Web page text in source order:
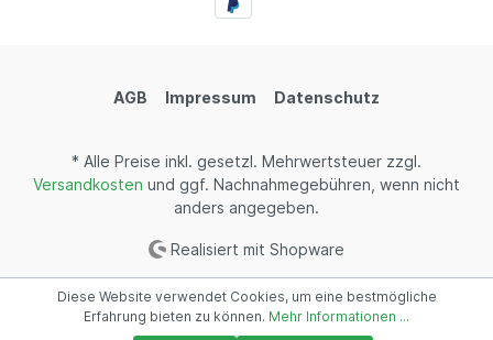
AGB Impressum Datenschutz
* Alle Preise inkl. gesetzl. Mehrwertsteuer zzgl.
Versandkosten und ggf. Nachnahmegebühren, wenn nicht
anders angegeben.
Realisiert mit Shopware
Diese Website verwendet Cookies, um eine bestmögliche
Erfahrung bieten zu können. Mehr Informationen ...